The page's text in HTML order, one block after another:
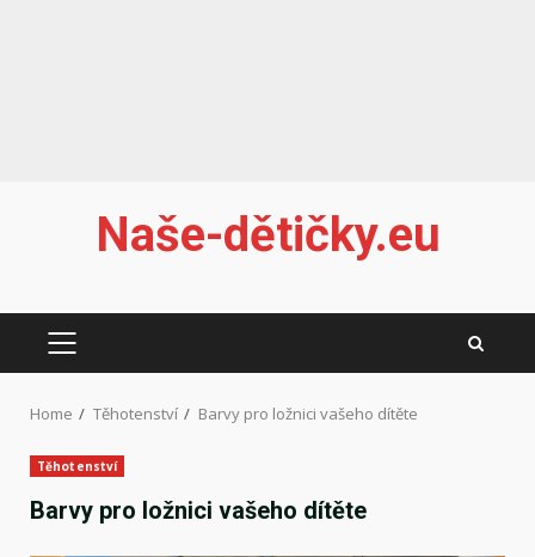
Naše-dětičky.eu
PRIMARY
Home Těhotenství Barvy pro ložnici vašeho dítěte
Těhotenství
Barvy pro ložnici vašeho dítěte